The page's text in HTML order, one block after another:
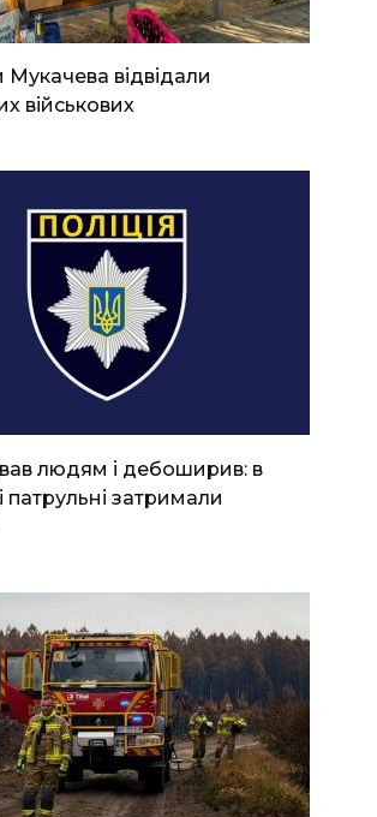
Мукачева відвідали
військових
людям і дебоширив: в
патрульні затримали